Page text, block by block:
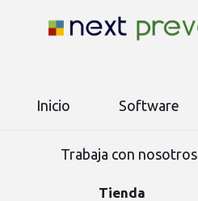
Inicio Software
Trabaja con nosotros
Tienda